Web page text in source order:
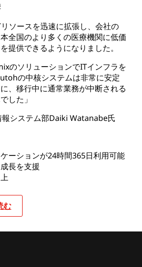
ソースを迅速に拡張し、会社の
全国のより多くの医療機関に低価
提供できるようになりました。
のソリューションでITインフラを
の中核システムは非常に安定
、移行中に通常業務が中断される
した」
システム部Daiki Watanabe氏
ションが24時間365日利用可能
長を支援
む